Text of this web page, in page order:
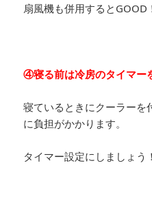
扇風機も併用するとGOOD
④寝る前は冷房のタイマー
寝ているときにクーラーを
に負担がかかります。
タイマー設定にしましょう！